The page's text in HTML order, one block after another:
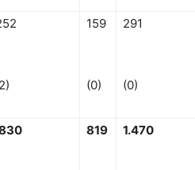
159
(0)
291
(0)
819 1.470